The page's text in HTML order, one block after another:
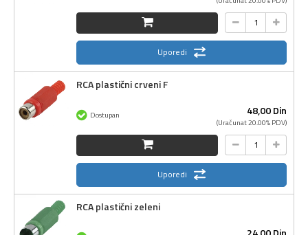
Uporedi
RCA plastični crveni F
48,00Din
(Uračunat 20.00% PDV)
Dostupan
Uporedi
RCA plastični zeleni